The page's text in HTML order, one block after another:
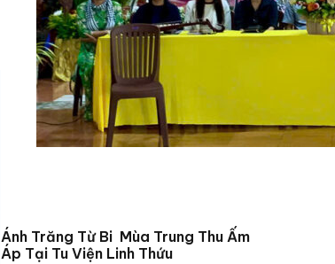
Ánh Trăng Từ Bi Mùa Trung Thu Ấm
Áp Tại Tu Viện Linh Thứu